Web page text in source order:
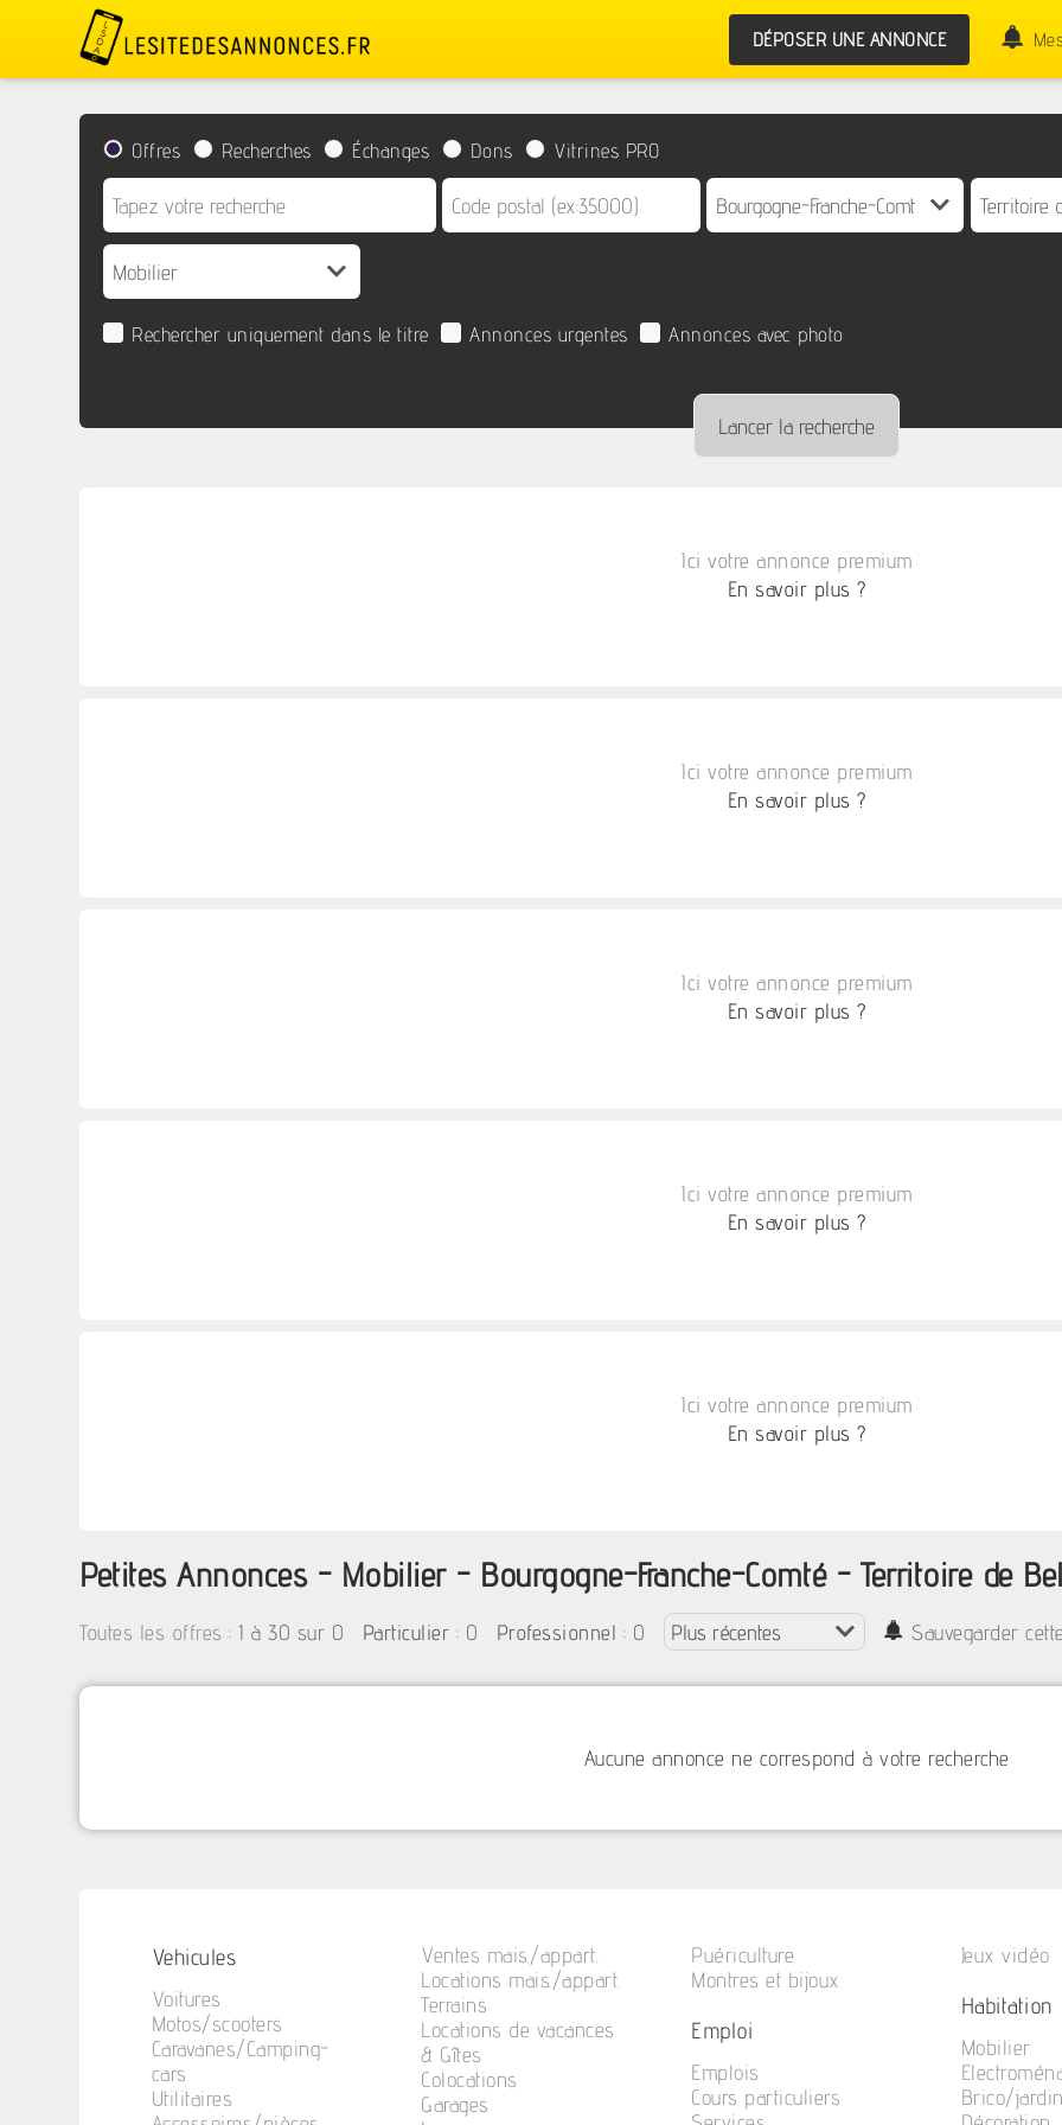
DÉPOSER UNE ANNONCE
Offres Recherches Échanges Dons Vitrines PRO
Rechercher uniquement dans le titre Annonces urgentes Annonces avec photo
Ici votre annonce premium
En savoir plus ?
Ici votre annonce premium
En savoir plus ?
Ici votre annonce premium
En savoir plus ?
Ici votre annonce premium
En savoir plus ?
Ici votre annonce premium
En savoir plus ?
Petites Annonces - Mobilier - Bourgogne-Franche-Comté - Territoire de
Toutes les offres :1 à 30 sur 0 Particulier : 0 Professionnel : 0 Sauvegarder
Aucune annonce ne correspond à votre recherche
Vehicules
Voitures
Motos/scooters
Caravanes/Camping-
cars
Utilitaires
Ventes mais./appart.
Locations mais./appart.
Terrains
Locations de vacances
& Gîtes
Colocations
Garages
Puériculture
Montres et bijoux
Emploi
Emplois
Cours particuliers
Jeux vidéo
Habitation
Mobilier
Brico/